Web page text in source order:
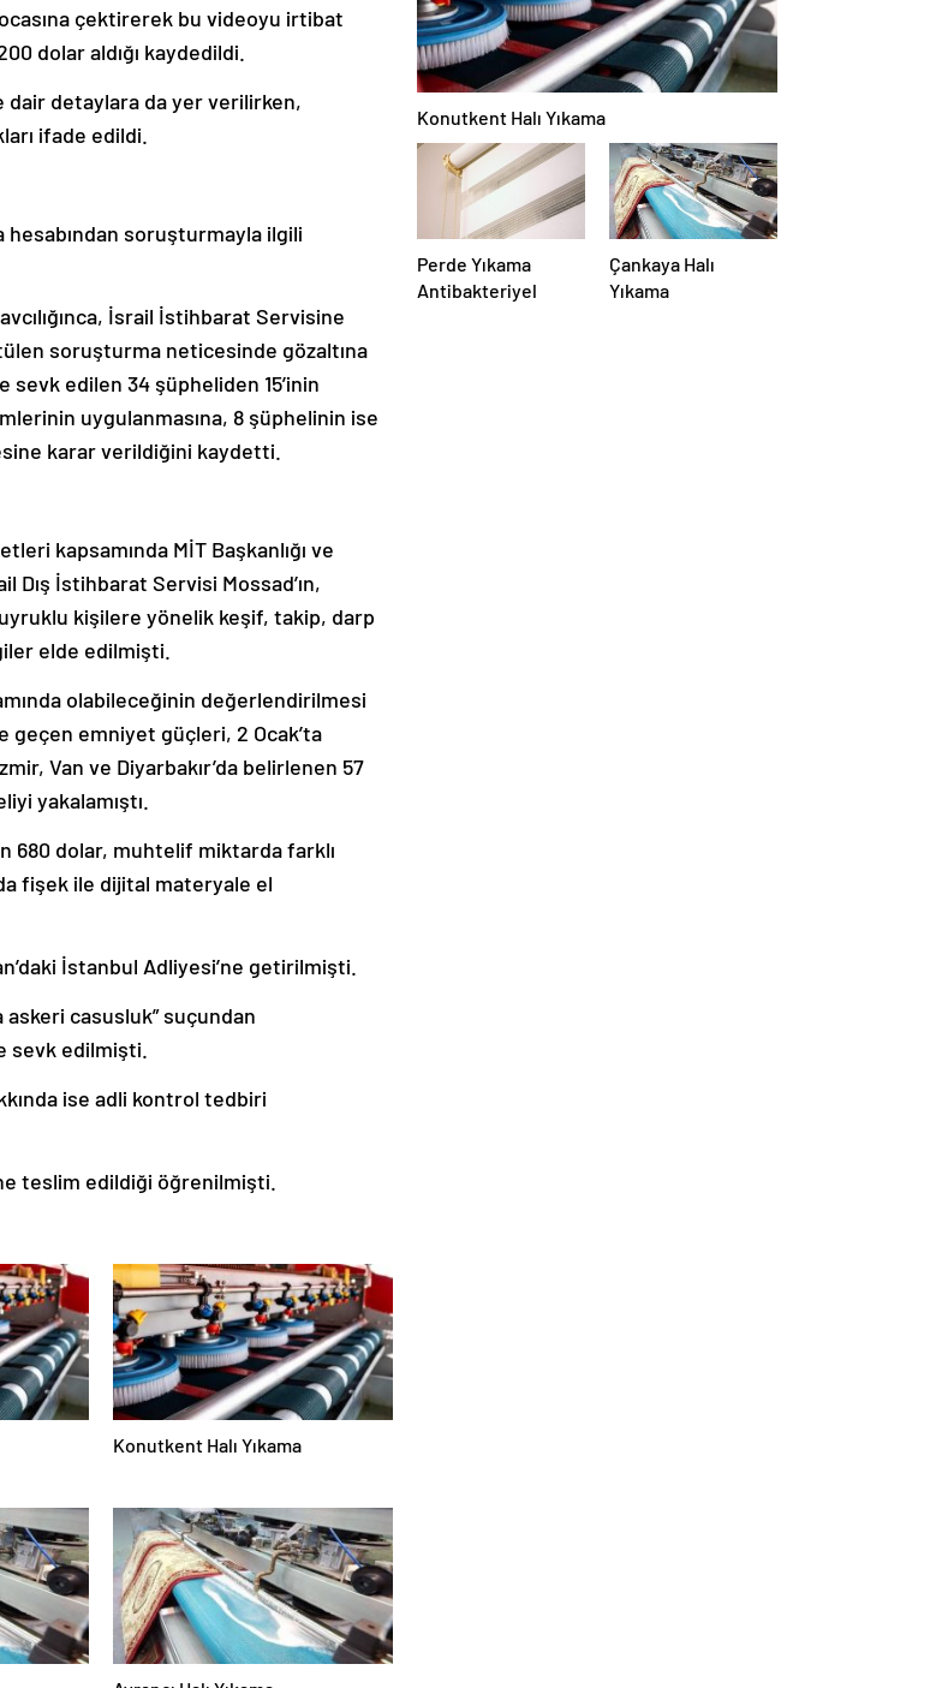
çektirerek bu videoyu irtibat
dolar aldığı kaydedildi.
dair detaylara da yer verilirken,
ifade edildi.
hesabından soruşturmayla ilgili
İsrail İstihbarat Servisine
soruşturma neticesinde gözaltına
edilen 34 şüpheliden 15’inin
uygulanmasına, 8 şüphelinin ise
karar verildiğini kaydetti.
kapsamında MİT Başkanlığı ve
Dış İstihbarat Servisi Mossad’ın,
kişilere yönelik keşif, takip, darp
elde edilmişti.
olabileceğinin değerlendirilmesi
geçen emniyet güçleri, 2 Ocak’ta
Van ve Diyarbakır’da belirlenen 57
yakalamıştı.
680 dolar, muhtelif miktarda farklı
fişek ile dijital materyale el
İstanbul Adliyesi’ne getirilmişti.
askeri casusluk” suçundan
sevk edilmişti.
ise adli kontrol tedbiri
teslim edildiği öğrenilmişti.
Konutkent Halı Yıkama
Konutkent Halı Yıkama
Perde Yıkama
Antibakteriyel
Çankaya Halı
Yıkama